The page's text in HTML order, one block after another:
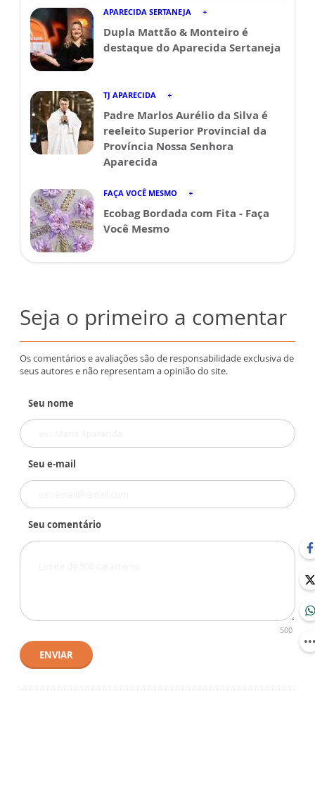
APARECIDA SERTANEJA
Dupla Mattão & Monteiro é
destaque do Aparecida Sertaneja
TJ APARECIDA
Padre Marlos Aurélio da Silva é
reeleito Superior Provincial da
Província Nossa Senhora
Aparecida
FAÇA VOCÊ MESMO
Ecobag Bordada com Fita - Faça
Você Mesmo
Seja o primeiro a comentar
Os comentários e avaliações são de responsabilidade exclusiva de
seus autores e não representam a opinião do site.
Seu nome
Seu e-mail
Seu comentário
500
ENVIAR